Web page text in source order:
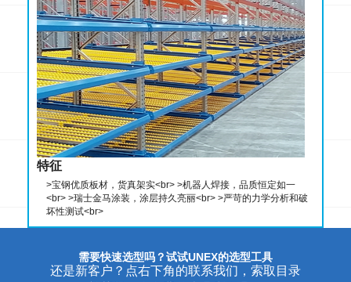
特征
>宝钢优质板材，货真架实<br> >机器人焊接，品质恒定如一
<br> >瑞士金马涂装，涂层持久亮丽<br> >严苛的力学分析和破
坏性测试<br>
特征
>宝钢优质板材，货真架实<br> >机器人焊接，品质恒定如一
<br> >瑞士金马涂装，涂层持久亮丽<br> >严苛的力学分析和破
坏性测试<br>
特征
>创新的口袋式结构，实现多规格小批量的密集化存储<br> >多种
规格尺寸的口袋，满足不同物料存储需求<br> >丰富的功能配
件，适应各种应用场景<br>
特征
>宝钢优质板材，货真架实<br> >机器人焊接，品质恒定如一
<br> >瑞士金马涂装，涂层持久亮丽<br> >严苛的力学分析和破
坏性测试<br>
特征
>宝钢优质板材，货真架实<br> >机器人焊接，品质恒定如一
<br> >瑞士金马涂装，涂层持久亮丽<br> >严苛的力学分析和破
特征
>密集仓储的选择。适合大批量中小型模具的存储管理<br> >挂钩
式结构，高度空间随用随调<br> >可配合模库的专属叉车工具，
在狭窄的通道内实现360°存取<br>
需要快速选型吗？试试UNEX的选型工具
还是新客户？点右下角的联系我们，索取目录